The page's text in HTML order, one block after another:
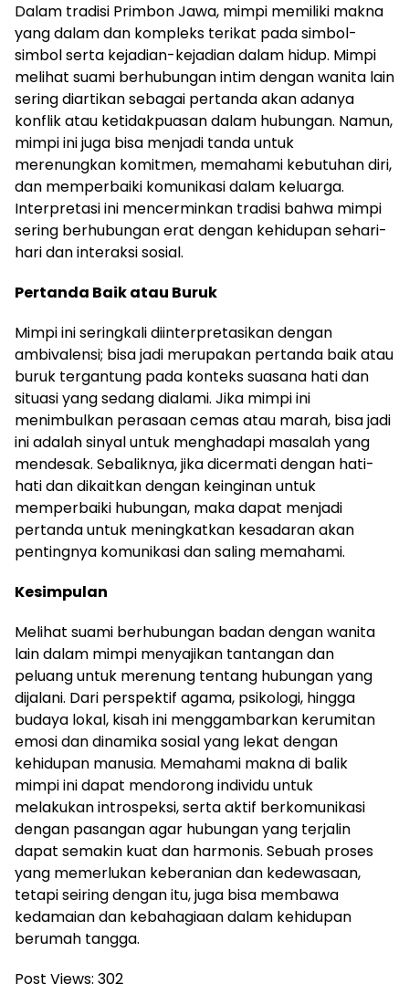
Dalam tradisi Primbon Jawa, mimpi memiliki makna
yang dalam dan kompleks terikat pada simbol-
simbol serta kejadian-kejadian dalam hidup. Mimpi
melihat suami berhubungan intim dengan wanita lain
sering diartikan sebagai pertanda akan adanya
konflik atau ketidakpuasan dalam hubungan. Namun,
mimpi ini juga bisa menjadi tanda untuk
merenungkan komitmen, memahami kebutuhan diri,
dan memperbaiki komunikasi dalam keluarga.
Interpretasi ini mencerminkan tradisi bahwa mimpi
sering berhubungan erat dengan kehidupan sehari-
hari dan interaksi sosial.
Pertanda Baik atau Buruk
Mimpi ini seringkali diinterpretasikan dengan
ambivalensi; bisa jadi merupakan pertanda baik atau
buruk tergantung pada konteks suasana hati dan
situasi yang sedang dialami. Jika mimpi ini
menimbulkan perasaan cemas atau marah, bisa jadi
ini adalah sinyal untuk menghadapi masalah yang
mendesak. Sebaliknya, jika dicermati dengan hati-
hati dan dikaitkan dengan keinginan untuk
memperbaiki hubungan, maka dapat menjadi
pertanda untuk meningkatkan kesadaran akan
pentingnya komunikasi dan saling memahami.
Kesimpulan
Melihat suami berhubungan badan dengan wanita
lain dalam mimpi menyajikan tantangan dan
peluang untuk merenung tentang hubungan yang
dijalani. Dari perspektif agama, psikologi, hingga
budaya lokal, kisah ini menggambarkan kerumitan
emosi dan dinamika sosial yang lekat dengan
kehidupan manusia. Memahami makna di balik
mimpi ini dapat mendorong individu untuk
melakukan introspeksi, serta aktif berkomunikasi
dengan pasangan agar hubungan yang terjalin
dapat semakin kuat dan harmonis. Sebuah proses
yang memerlukan keberanian dan kedewasaan,
tetapi seiring dengan itu, juga bisa membawa
kedamaian dan kebahagiaan dalam kehidupan
berumah tangga.
Post Views: 302